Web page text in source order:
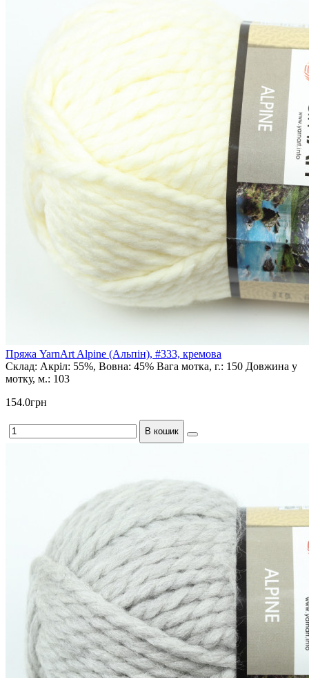
Пряжа YarnArt Alpine (Альпін), #333, кремова
Склад: Акріл: 55%, Вовна: 45% Вага мотка, г.: 150 Довжина у
мотку, м.: 103
154.0грн
В кошик